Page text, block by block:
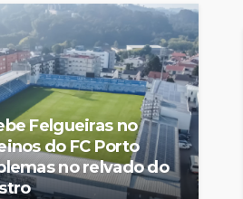
Felgueiras no
do FC Porto
no relvado do